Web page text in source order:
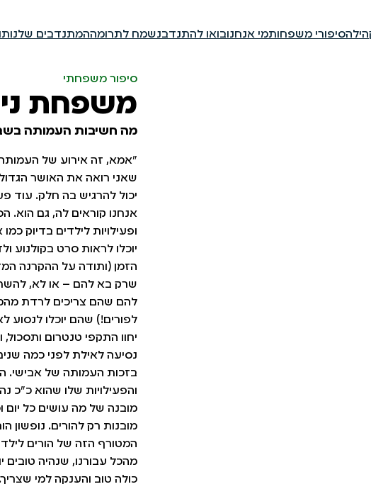
סיפורי משפחותמי אנחנובואו להתנדבנשמח לתרומההמתנדבים שלנו
משפחת
סיפור משפחתי
מה חשיבות העמותה
"אמא, זה אירוע של העמותה
שאני רואה את האושר
יכול להרגיש בה חלק. עוד
אנחנו קוראים לה, גם הוא.
ופעילויות לילדים בדיוק
יוכלו לראות סרט בקולנוע
שרק בא להם – או לא,
להם שהם צריכים לרדת
לפורים!) שהם יוכלו
יחוו התקפי טנטרום
נסיעה לאילת לפני כמה
בזכות העמותה של אבישי.
והפעילויות שלו שהוא כ"כ
מובנה של מה עושים כל יום
מובנות רק להורים. נופשון
המטורף הזה של הורים
מהכל עבורנו, שנהיה טובים
כולה טוב והענקה למי